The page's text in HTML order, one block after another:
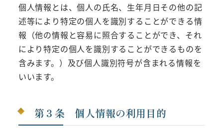
個人情報とは、個人の氏名、生年月日その他の記
述等により特定の個人を識別することができる情
報（他の情報と容易に照合することができ、それ
により特定の個人を識別することができるものを
含みます。）及び個人識別符号が含まれる情報を
いいます。
第３条 個人情報の利用目的